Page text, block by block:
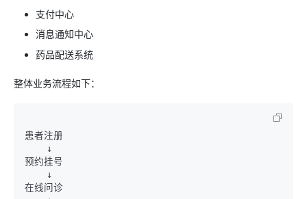
支付中心
消息通知中心
药品配送系统
整体业务流程如下：
患者注册
预约挂号
在线问诊